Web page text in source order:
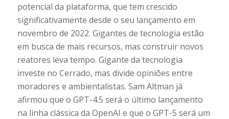
potencial da plataforma, que tem crescido
significativamente desde o seu lançamento em
novembro de 2022. Gigantes de tecnologia estão
em busca de mais recursos, mas construir novos
reatores leva tempo. Gigante da tecnologia
investe no Cerrado, mas divide opiniões entre
moradores e ambientalistas. Sam Altman já
afirmou que o GPT-4.5 será o último lançamento
na linha clássica da OpenAI e que o GPT-5 será um